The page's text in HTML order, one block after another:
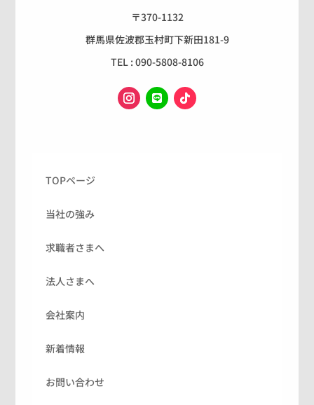
〒370-1132
群馬県佐波郡玉村町下新田181-9
TEL : 090-5808-8106
TOPページ
当社の強み
求職者さまへ
法人さまへ
会社案内
新着情報
お問い合わせ